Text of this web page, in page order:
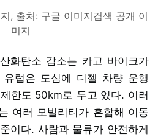
, 출처: 구글 이미지검색 공개 이
미지
화탄소 감소는 카고 바이크가
럽은 도심에 디젤 차량 운행
한도 50km로 두고 있다. 이러
여러 모빌리티가 혼합해 이동
이다. 사람과 물류가 안전하게